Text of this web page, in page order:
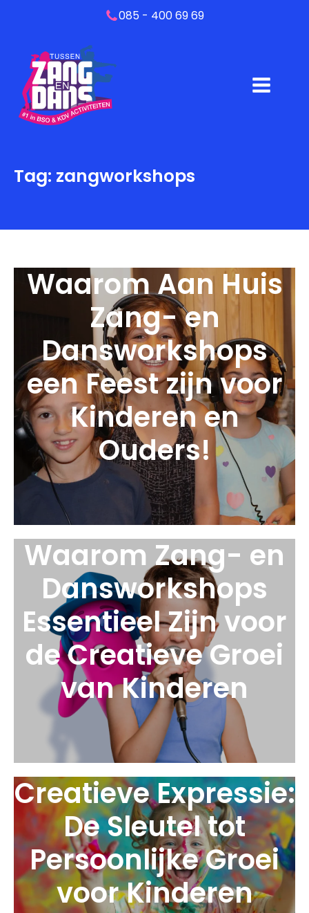
085 - 400 69 69
Tag: zangworkshops
Waarom Aan Huis
Zang- en
Dansworkshops
een Feest zijn voor
Kinderen en
Ouders!
Waarom Zang- en
Dansworkshops
Essentieel Zijn voor
de Creatieve Groei
van Kinderen
Creatieve Expressie:
De Sleutel tot
Persoonlijke Groei
voor Kinderen